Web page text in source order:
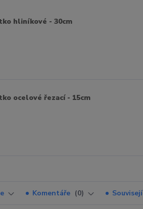
hliníkové - 30cm
ocelové řezací - 15cm
Komentáře 0